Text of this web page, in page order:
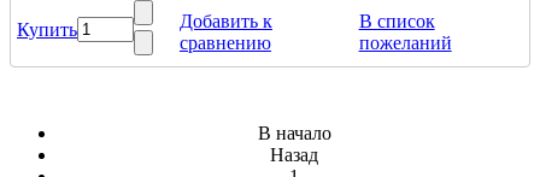
Купить
Добавить к
сравнению
В список
пожеланий
В начало
Назад